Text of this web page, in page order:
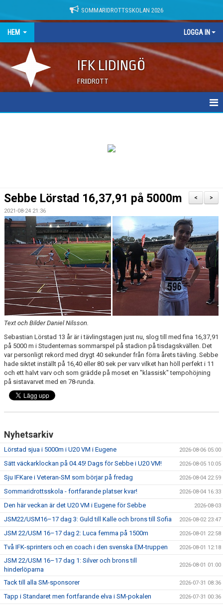
SOMMARIDROTTSSKOLAN 2026
HEM LOGGA IN
IFK LIDINGÖ
FRIIDROTT
>
<
Sebbe Lörstad 16,37,91 på 5000m
2021-08-24 21:36
Text och Bilder Daniel Nilsson.
Sebastian Lörstad 13 år är i tävlingstagen just nu, slog till med fina 16,37,91
på 5000 m i Studenternas sommarspel på stadion på tisdagskvällen. Det
var personligt rekord med drygt 40 sekunder från förra årets tävling. Sebbe
hade siktet inställt på 16,40 eller 80 sek per varv vilket han höll perfekt i 11
och ett halvt varv och som grädde på moset en "klassisk" tempohöjning
på sistavarvet med en 78-runda.
Nyhetsarkiv
Lörstad sjua i 5000m i U20 VM i Eugene 2026-08-06 05:00
Sätt väckarklockan på 04.45! Dags för Sebbe i U20 VM! 2026-08-05 10:05
Sju IFKare i Veteran-SM som börjar på fredag 2026-08-04 22:59
Sommaridrottsskola - fortfarande platser kvar! 2026-08-04 16:33
Den här veckan är det U20 VM i Eugene för Sebbe 2026-08-03
JSM22/USM16–17 dag 3: Guld till Kalle och brons till Sofia 2026-08-02 23:47
JSM 22/USM 16–17 dag 2: Luca femma på 1500m 2026-08-01 22:58
Två IFK-sprinters och en coach i den svenska EM-truppen 2026-08-01 12:18
JSM 22/USM 16–17 dag 1: Silver och brons till
hinderlöparna
2026-08-01 01:00
Tack till alla SM-sponsorer 2026-07-31 08:36
Tapp i Standaret men fortfarande elva i SM-pokalen 2026-07-31 00:36